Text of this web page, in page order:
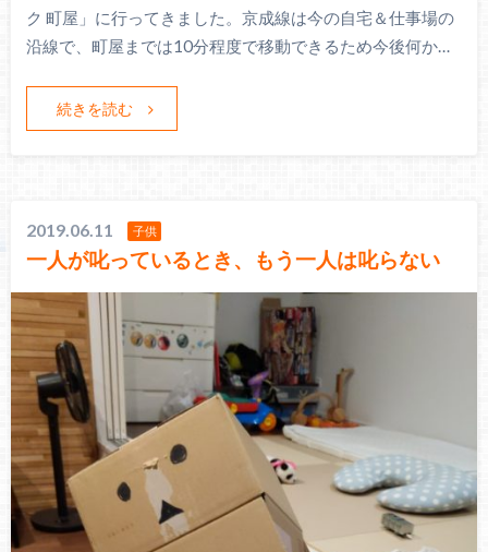
ク 町屋」に行ってきました。京成線は今の自宅＆仕事場の
沿線で、町屋までは10分程度で移動できるため今後何か…
続きを読む
2019.06.11 子供
一人が叱っているとき、もう一人は叱らない